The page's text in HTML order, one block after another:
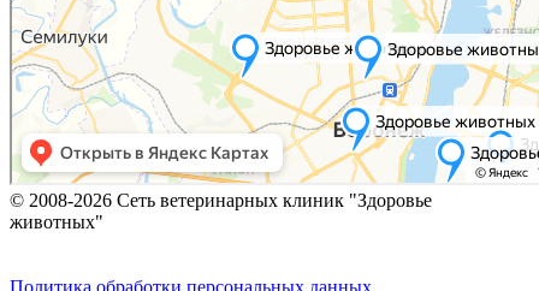
© 2008-2026 Сеть ветеринарных клиник "Здоровье
животных"
Политика обработки персональных данных